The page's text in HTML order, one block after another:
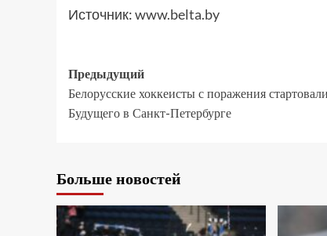
Источник:www.belta.by
Предыдущий
Белорусские хоккеисты с поражения
Будущего в Санкт-Петербурге
Больше новостей